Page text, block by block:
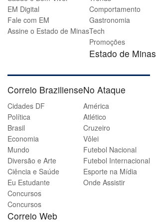
EM Digital
Fale com EM
Assine o Estado de Minas
Comportamento
Gastronomia
Tech
Promoções
Estado de Minas
Correio Braziliense
Cidades DF
Política
Brasil
Economia
Mundo
Diversão e Arte
Ciência e Saúde
Eu Estudante
Concursos
Concursos
Correio Web
No Ataque
América
Atlético
Cruzeiro
Vôlei
Futebol Nacional
Futebol Internacional
Esporte na Mídia
Onde Assistir